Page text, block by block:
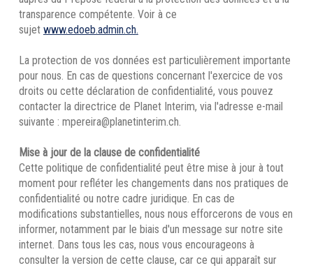
transparence compétente. Voir à ce
sujet www.edoeb.admin.ch.
La protection de vos données est particulièrement importante
pour nous. En cas de questions concernant l'exercice de vos
droits ou cette déclaration de confidentialité, vous pouvez
contacter la directrice de Planet Interim, via l'adresse e-mail
suivante : mpereira@planetinterim.ch.
Mise à jour de la clause de confidentialité
Cette politique de confidentialité peut être mise à jour à tout
moment pour refléter les changements dans nos pratiques de
confidentialité ou notre cadre juridique. En cas de
modifications substantielles, nous nous efforcerons de vous en
informer, notamment par le biais d'un message sur notre site
internet. Dans tous les cas, nous vous encourageons à
consulter la version de cette clause, car ce qui apparaît sur